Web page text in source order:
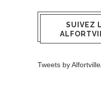
SUIVEZ
Tweets by